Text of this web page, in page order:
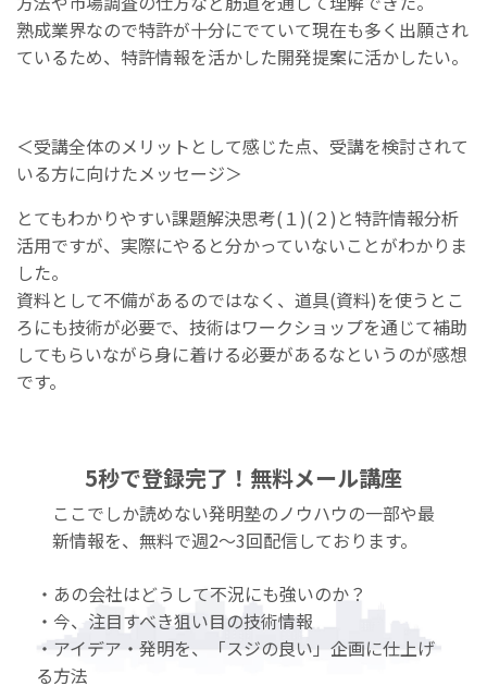
熟成業界なので特許が十分にでていて現在も多く出願され
ているため、特許情報を活かした開発提案に活かしたい。
＜受講全体のメリットとして感じた点、受講を検討されて
いる方に向けたメッセージ＞
とてもわかりやすい課題解決思考(１)(２)と特許情報分析
活用ですが、実際にやると分かっていないことがわかりま
した。
資料として不備があるのではなく、道具(資料)を使うとこ
ろにも技術が必要で、技術はワークショップを通じて補助
してもらいながら身に着ける必要があるなというのが感想
です。
5秒で登録完了！無料メール講座
ここでしか読めない発明塾のノウハウの一部や最
新情報を、無料で週2〜3回配信しております。
・あの会社はどうして不況にも強いのか？
・今、注目すべき狙い目の技術情報
・アイデア・発明を、「スジの良い」企画に仕上げ
る方法